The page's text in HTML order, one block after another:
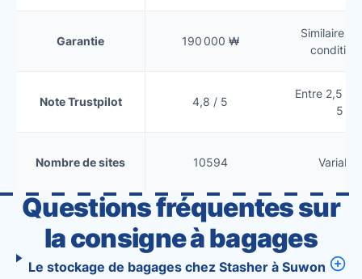
Garantie 190 000 ₩
Similaire
Note Trustpilot 4,8 / 5
Entre 2,5 et
5
Nombre de sites 10594 Variable
Questions fréquentes sur
la consigne à bagages
Le stockage de bagages chez Stasher à Suwon